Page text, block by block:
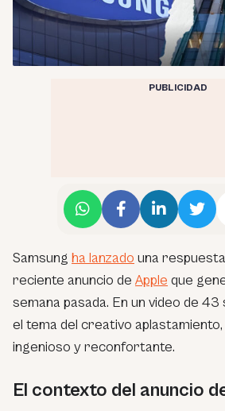
PUBLICIDAD
Samsung ha lanzado una
reciente anuncio de Apple que
semana pasada. En un video de
el tema del creativo
ingenioso y reconfortante.
El contexto del anuncio